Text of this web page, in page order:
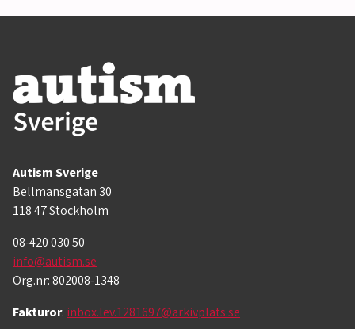
Autism Sverige
Bellmansgatan 30
118 47 Stockholm
08-420 030 50
info@autism.se
Org.nr: 802008-1348
Fakturor: inbox.lev.1281697@arkivplats.se